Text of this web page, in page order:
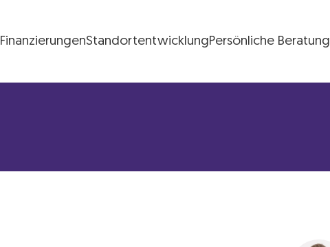
FinanzierungenStandortentwicklungPersönliche Beratung